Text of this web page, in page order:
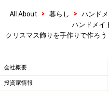
出来上がった洗濯バサミの
たリースに付けてみました
付けます。
All About > 暮らし > ハンド
ハンドメイ
クリスマス飾りを手作りで作ろ
会社概要
投資家情報